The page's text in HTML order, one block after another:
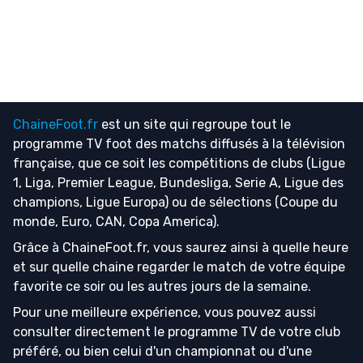
ChaineFoot.fr est un site qui regroupe tout le
programme TV foot des matchs diffusés à la télévision
française, que ce soit les compétitions de clubs (Ligue
1, Liga, Premier League, Bundesliga, Serie A, Ligue des
champions, Ligue Europa) ou de sélections (Coupe du
monde, Euro, CAN, Copa America).
Grâce à ChaineFoot.fr, vous saurez ainsi à quelle heure
et sur quelle chaine regarder le match de votre équipe
favorite ce soir ou les autres jours de la semaine.
Pour une meilleure expérience, vous pouvez aussi
consulter directement le programme TV de votre club
préféré, ou bien celui d'un championnat ou d'une